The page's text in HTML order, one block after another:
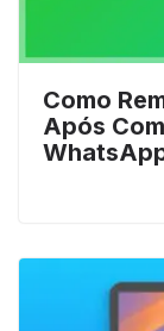
Como
Após